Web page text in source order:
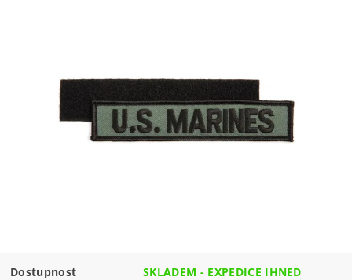
Dostupnost SKLADEM - EXPEDICE IHNED